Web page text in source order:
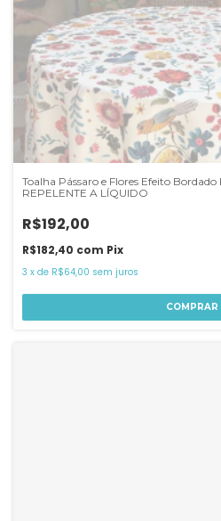
Toalha Pássaro e Flores Efeito
REPELENTE A LÍQUIDO
R$192,00
R$182,40 com Pix
3 x de R$64,00 sem juros
COMPRAR